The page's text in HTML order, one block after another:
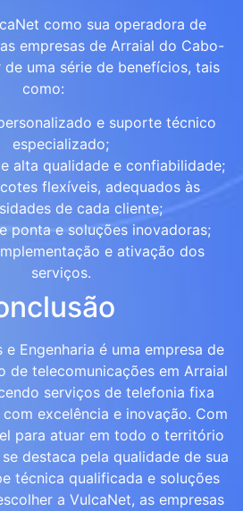
como sua operadora de
empresas de Arraial do Cabo-
uma série de benefícios, tais
como:
e suporte técnico
especializado;
alta qualidade e confiabilidade;
flexíveis, adequados às
de cada cliente;
ponta e soluções inovadoras;
e ativação dos
serviços.
Engenharia é uma empresa de
de telecomunicações em Arraial
serviços de telefonia fixa
com excelência e inovação. Com
para atuar em todo o território
destaca pela qualidade de sua
técnica qualificada e soluções
a VulcaNet, as empresas